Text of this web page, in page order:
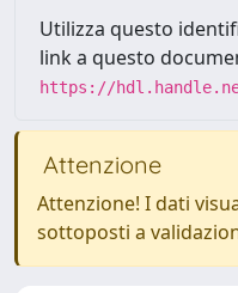
Utilizza questo
link a questo
https://
Attenzione
Attenzione! I dati
sottoposti a